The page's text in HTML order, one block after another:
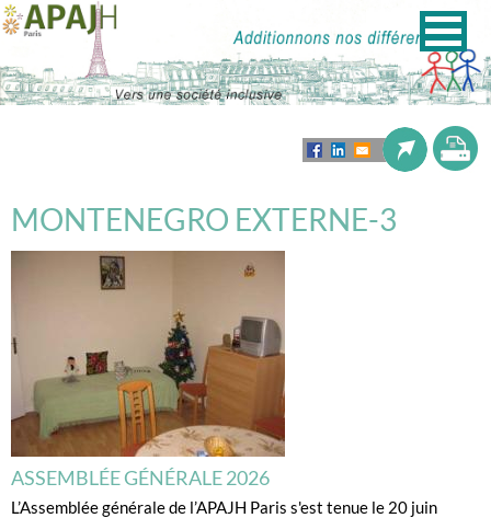
MONTENEGRO EXTERNE-3
ASSEMBLÉE GÉNÉRALE 2026
L’Assemblée générale de l’APAJH Paris s'est tenue le 20 juin